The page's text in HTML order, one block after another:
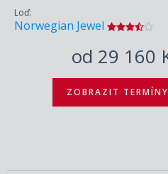
Loď:
Norwegian Jewel
od 29 160
ZOBRAZIT